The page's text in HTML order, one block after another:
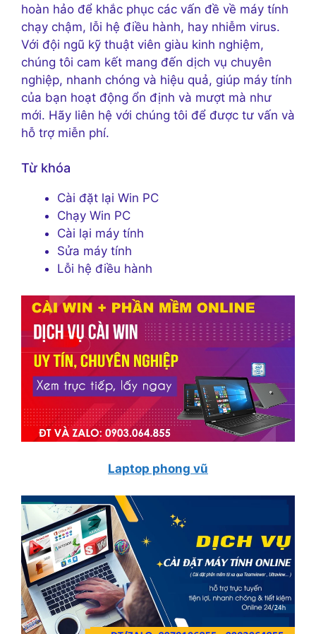
hoàn hảo để khắc phục các vấn đề về máy tính
chạy chậm, lỗi hệ điều hành, hay nhiễm virus.
Với đội ngũ kỹ thuật viên giàu kinh nghiệm,
chúng tôi cam kết mang đến dịch vụ chuyên
nghiệp, nhanh chóng và hiệu quả, giúp máy tính
của bạn hoạt động ổn định và mượt mà như
mới. Hãy liên hệ với chúng tôi để được tư vấn và
hỗ trợ miễn phí.
Từ khóa
Cài đặt lại Win PC
Chạy Win PC
Cài lại máy tính
Sửa máy tính
Lỗi hệ điều hành
Laptop phong vũ